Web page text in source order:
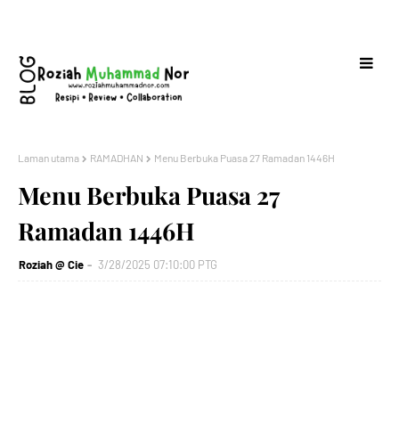
Laman utama RAMADHAN Menu Berbuka Puasa 27 Ramadan 1446H
Menu Berbuka Puasa 27
Ramadan 1446H
Roziah @ Cie 3/28/2025 07:10:00 PTG